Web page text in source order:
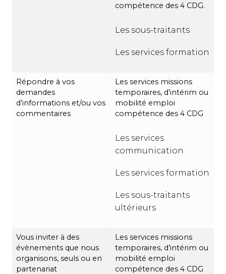
compétence des 4 CDG.
Les sous-traitants
Les services formation
Répondre à vos
demandes
d’informations et/ou vos
commentaires
Les services missions
temporaires, d’intérim ou
mobilité emploi
compétence des 4 CDG
Les services
communication
Les services formation
Les sous-traitants
ultérieurs
Vous inviter à des
évènements que nous
organisons, seuls ou en
partenariat
Les services missions
temporaires, d’intérim ou
mobilité emploi
compétence des 4 CDG